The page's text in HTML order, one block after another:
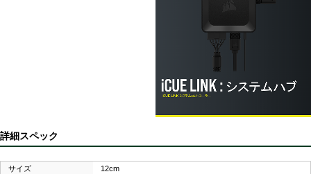
詳細スペック
サイズ
12cm